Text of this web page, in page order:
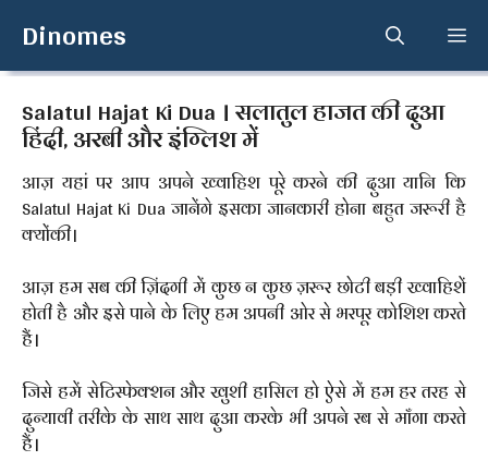
content
Dinomes
Salatul Hajat Ki Dua । सलातुल हाजत की दुआ
हिंदी, अरबी और इंग्लिश में
आज़ यहां पर आप अपने ख्वाहिश पूरे करने की दुआ यानि कि
Salatul Hajat Ki Dua जानेंगे इसका जानकारी होना बहुत जरूरी है
क्योंकी।
आज़ हम सब की ज़िंदगी में कुछ न कुछ ज़रूर छोटी बड़ी ख्वाहिशें
होती है और इसे पाने के लिए हम अपनी ओर से भरपूर कोशिश करते
हैं।
जिसे हमें सेटिस्फेक्शन और खुशी हासिल हो ऐसे में हम हर तरह से
दुन्यावी तरीके के साथ साथ दुआ करके भी अपने रब से माँगा करते
हैं।